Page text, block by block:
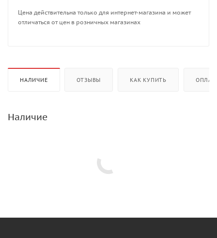
Цена действительна только для интернет-магазина и может
отличаться от цен в розничных магазинах
НАЛИЧИЕ ОТЗЫВЫ КАК КУПИТЬ
Наличие